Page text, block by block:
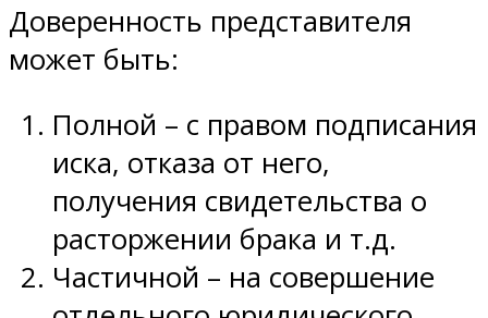
Доверенность представителя
может быть:
Полной – с правом подписания
иска, отказа от него,
получения свидетельства о
расторжении брака и т.д.
Частичной – на совершение